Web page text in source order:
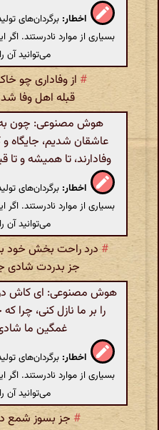
اخطار: برگردان‌های
بسیاری از موارد نادرستند.
می‌توانید آن را
# از وفاداری چو
قبله اهل وفا
هوش مصنوعی: چون به
عاشقان شدیم، جایگاه
وفادارند، تا همیشه و
اخطار: برگردان‌های
بسیاری از موارد نادرستند.
می‌توانید آن را
#درد راحت بخش خود
جز بدردت شادی
هوش مصنوعی: ای کاش
را بر ما نازل کنی، چرا
غمگین ما
اخطار: برگردان‌های
بسیاری از موارد نادرستند.
می‌توانید آن را
# جز بسوز شمع